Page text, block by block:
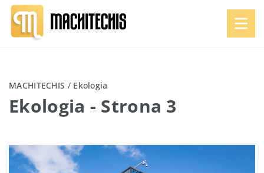
MACHITECHIS / Ekologia
Ekologia - Strona 3